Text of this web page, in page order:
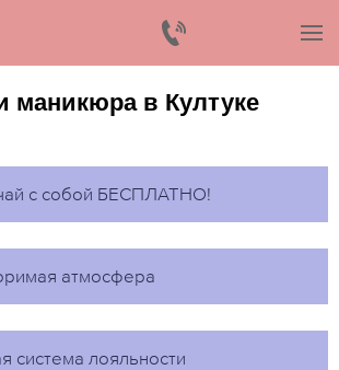
маникюра в Култуке
с собой БЕСПЛАТНО!
атмосфера
система лояльности